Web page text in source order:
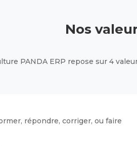
Nos
PANDA ERP repose sur 4
répondre, corriger, ou faire